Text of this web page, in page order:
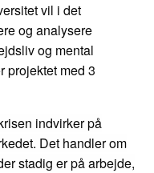
vil i det
og analysere
og mental
projektet med 3
indvirker på
Det handler om
stadig er på arbejde,